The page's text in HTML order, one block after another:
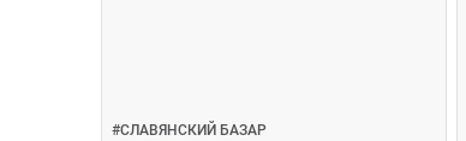
#СЛАВЯНСКИЙ БАЗАР